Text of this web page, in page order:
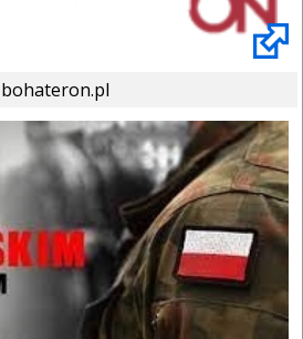
bohateron.pl